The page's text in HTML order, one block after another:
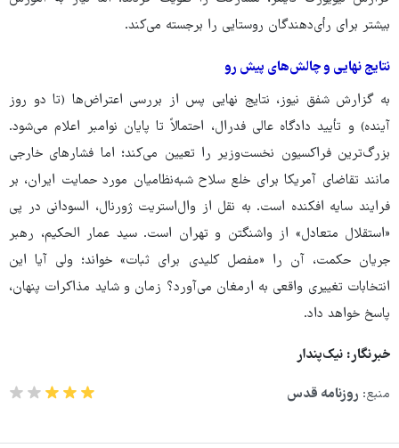
بیشتر برای رأی‌دهندگان روستایی را برجسته می‌کند.
نتایج نهایی و چالش‌های پیش رو
به گزارش شفق نیوز، نتایج نهایی پس از بررسی اعتراض‌ها (تا دو روز
آینده) و تأیید دادگاه عالی فدرال، احتمالاً تا پایان نوامبر اعلام می‌شود.
بزرگ‌ترین فراکسیون نخست‌وزیر را تعیین می‌کند؛ اما فشارهای خارجی
مانند تقاضای آمریکا برای خلع سلاح شبه‌نظامیان مورد حمایت ایران، بر
فرایند سایه افکنده است. به نقل از وال‌استریت ژورنال، السودانی در پی
«استقلال متعادل» از واشنگتن و تهران است. سید عمار الحکیم، رهبر
جریان حکمت، آن را «مفصل کلیدی برای ثبات» خواند؛ ولی آیا این
انتخابات تغییری واقعی به ارمغان می‌آورد؟ زمان و شاید مذاکرات پنهان،
پاسخ خواهد داد.
خبرنگار: نیک‌پندار
منبع: روزنامه قدس